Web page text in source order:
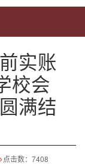
实账
校会
满结
点击数：7408